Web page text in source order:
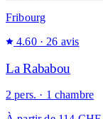
Fribourg
4.60 · 26 avis
La Rababou
2 pers. · 1 chambre